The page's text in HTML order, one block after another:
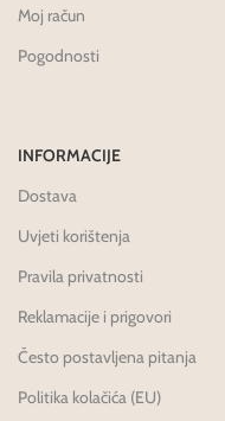
Moj račun
Pogodnosti
INFORMACIJE
Dostava
Uvjeti korištenja
Pravila privatnosti
Reklamacije i prigovori
Često postavljena pitanja
Politika kolačića (EU)